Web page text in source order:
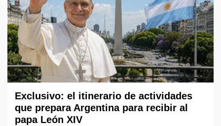
Exclusivo: el itinerario de actividades
que prepara Argentina para recibir al
papa León XIV